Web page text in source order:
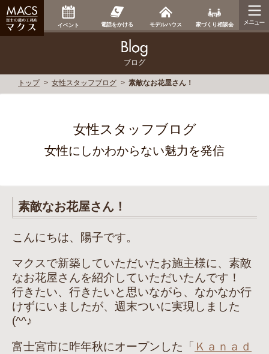
イベント 電話をかける モデルハウス 家づくり相談会
ブログ
トップ 女性スタッフブログ 素敵なお花屋さん！
女性スタッフブログ
女性にしかわからない魅力を発信
素敵なお花屋さん！
こんにちは、陽子です。
マクスで新築していただいたお施主様に、素敵
なお花屋さんを紹介していただいたんです！
行きたい、行きたいと思いながら、なかなか行
けずにいましたが、週末ついに実現しました
(^^♪
富士宮市に昨年秋にオープンした「 Ｋａｎａｄ